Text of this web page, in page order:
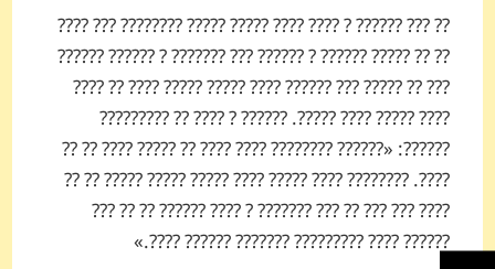
?? ??? ?????? ? ???? ???? ????? ????? ???????? ??? ????
?? ?? ????? ?????? ? ?????? ??? ??????? ? ?????? ??????
??? ?? ????? ??? ?????? ???? ????? ????? ???? ?? ????
???? ????? ???? ?????. ?????? ? ???? ?? ?????????
??????: «?????? ???????? ???? ???? ?? ????? ???? ?? ??
????. ???????? ???? ????? ???? ????? ????? ????? ?? ??
???? ??? ??? ?? ??? ??????? ? ???? ?????? ?? ?? ???
?????? ???? ????????? ??????? ?????? ????.»